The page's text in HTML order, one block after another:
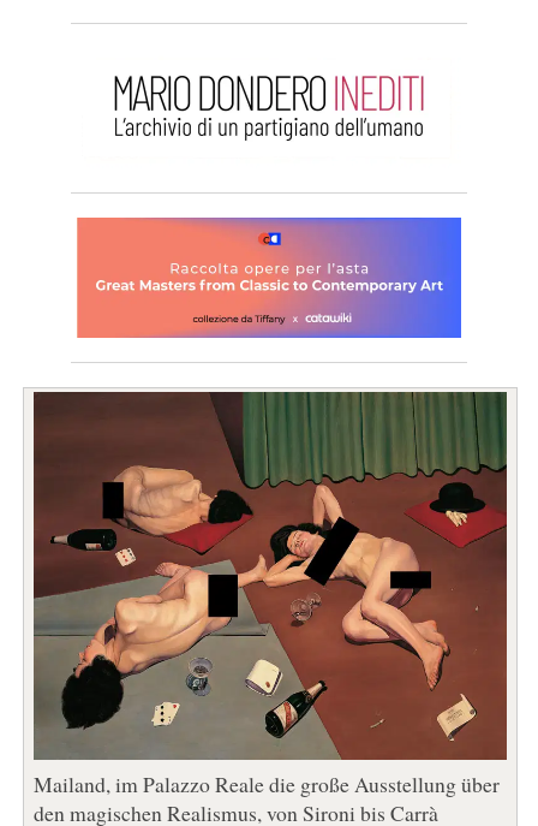
Mailand, im Palazzo Reale die große Ausstellung über
den magischen Realismus, von Sironi bis Carrà